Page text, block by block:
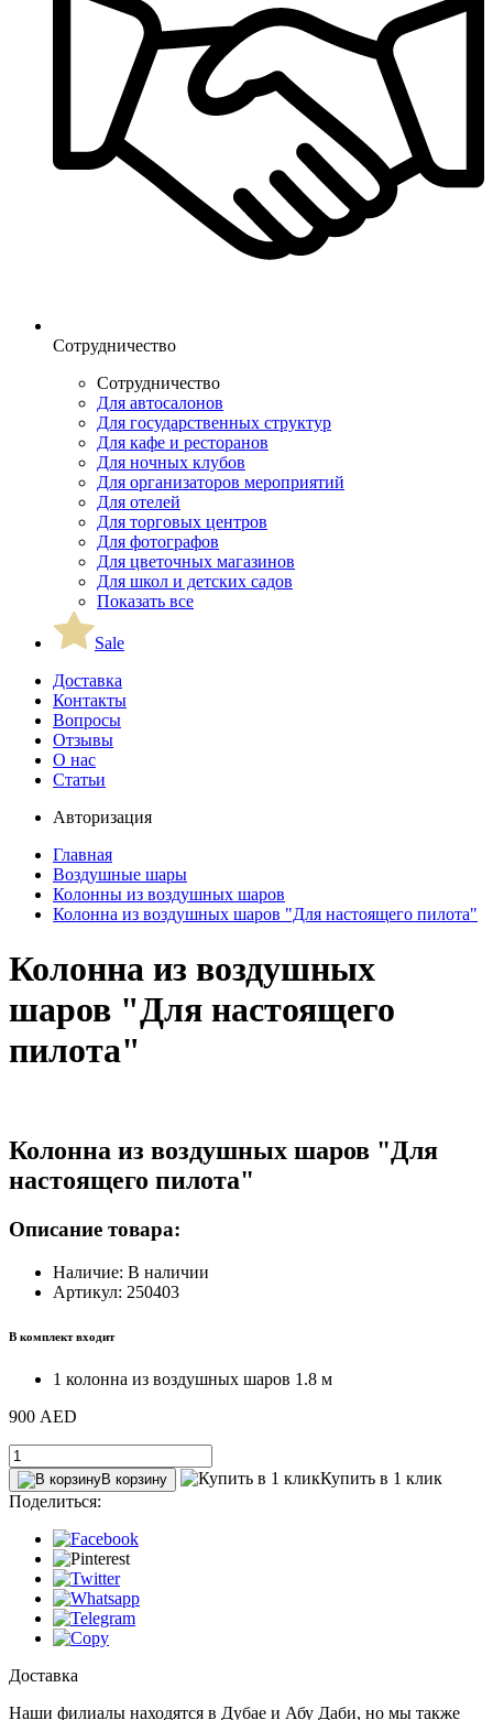
Сотрудничество
Сотрудничество
Для автосалонов
Для государственных структур
Для кафе и ресторанов
Для ночных клубов
Для организаторов мероприятий
Для отелей
Для торговых центров
Для фотографов
Для цветочных магазинов
Для школ и детских садов
Показать все
Sale
Доставка
Контакты
Вопросы
Отзывы
О нас
Статьи
Авторизация
Главная
Воздушные шары
Колонны из воздушных шаров
Колонна из воздушных шаров "Для настоящего пилота"
Колонна из воздушных
шаров "Для настоящего
пилота"
Колонна из воздушных шаров "Для
настоящего пилота"
Описание товара:
Наличие: В наличии
Артикул: 250403
В комплект входит
1 колонна из воздушных шаров 1.8 м
900 AED
В корзину
Купить в 1 клик
Поделиться:
Доставка
Наши филиалы находятся в Дубае и Абу Даби, но мы также